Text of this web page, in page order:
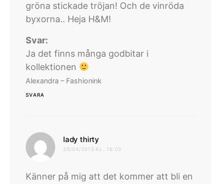
gröna stickade tröjan! Och de vinröda
byxorna.. Heja H&M!
Svar:
Ja det finns många godbitar i
kollektionen
Alexandra – Fashionink
SVARA
lady thirty
29/04/2013 KL. 16:03
Känner på mig att det kommer att bli en